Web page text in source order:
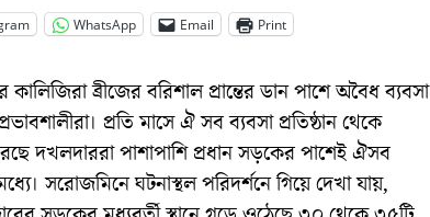
WhatsApp Email Print
ব্রীজের বরিশাল প্রান্তের ডান পাশে অবৈধ ব্যবসা
প্রতি মাসে ঐ সব ব্যবসা প্রতিষ্ঠান থেকে
দখলদাররা পাশাপাশি প্রধান সড়কের পাশেই ঐসব
সরোজমিনে ঘটনাস্থল পরিদর্শনে গিয়ে দেখা যায়,